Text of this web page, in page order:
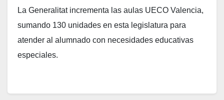
La Generalitat incrementa las aulas UECO Valencia,
sumando 130 unidades en esta legislatura para
atender al alumnado con necesidades educativas
especiales.